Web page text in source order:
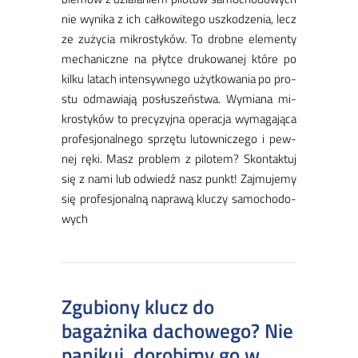
nie wy­ni­ka z ich cał­ko­wi­te­go uszko­dze­nia, lecz
ze zu­ży­cia mi­kro­sty­ków. To drob­ne ele­men­ty
me­cha­nicz­ne na płyt­ce dru­ko­wa­nej któ­re po
kil­ku la­tach in­ten­syw­ne­go użyt­ko­wa­nia po pro­
stu od­ma­wia­ją po­słu­szeń­stwa. Wy­mia­na mi­
kro­sty­ków to pre­cy­zyj­na ope­ra­cja wy­ma­ga­ją­ca
pro­fe­sjo­nal­ne­go sprzę­tu lu­tow­ni­cze­go i pew­
nej rę­ki. ​Masz pro­blem z pi­lo­tem? Skon­tak­tuj
się z na­mi lub od­wiedź nasz punkt! Zaj­mu­je­my
się pro­fe­sjo­nal­ną na­pra­wą klu­czy sa­mo­cho­do­
wych
Zgubiony klucz do
bagażnika dachowego? Nie